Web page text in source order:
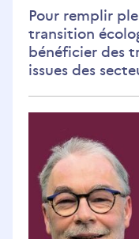
Pour remplir
transition
bénéficier des
issues des